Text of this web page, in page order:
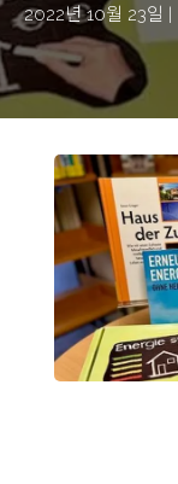
2022년 10월 23일 |